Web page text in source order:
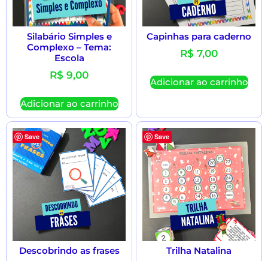
Silabário Simples e
Complexo – Tema:
Escola
R$ 9,00
Adicionar ao carrinho
Capinhas para caderno
R$ 7,00
Adicionar ao carrinho
Save
Descobrindo as frases
Save
Trilha Natalina